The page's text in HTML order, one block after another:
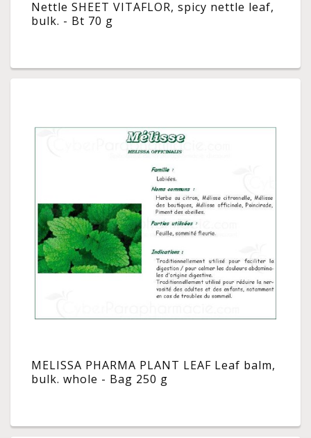
Nettle SHEET VITAFLOR, spicy nettle leaf,
bulk. - Bt 70 g
MELISSA PHARMA PLANT LEAF Leaf balm,
bulk. whole - Bag 250 g